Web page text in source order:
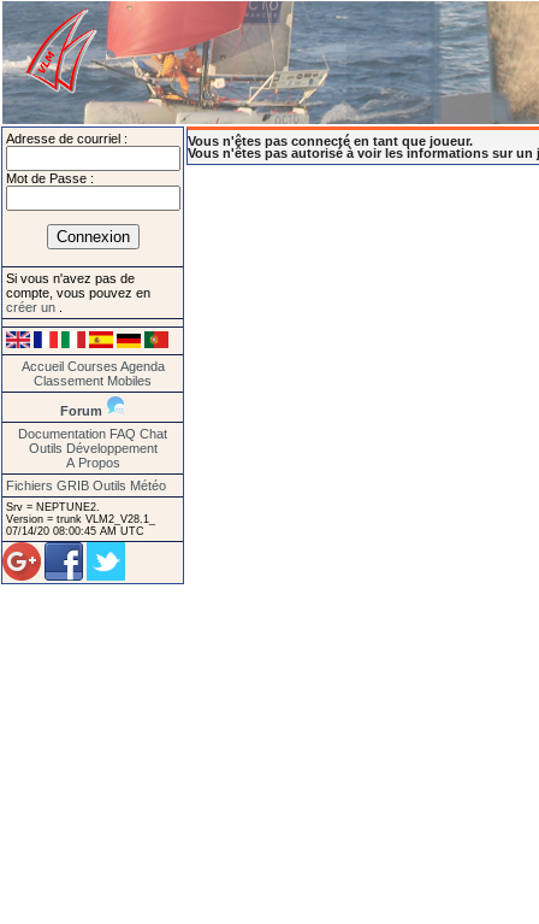
Adresse de courriel :
Mot de Passe :
Si vous n'avez pas de
compte, vous pouvez en
créer un
Accueil Courses Agenda
Classement Mobiles
Forum
Documentation FAQ Chat
Outils Développement
A Propos
Fichiers GRIB Outils Météo
Srv = NEPTUNE2.
Version = trunk VLM2_V28.1_
07/14/20 08:00:45 AM UTC
Vous n'êtes pas connecté en tant que joueur.
Vous n'êtes pas autorisé à voir les informations sur un